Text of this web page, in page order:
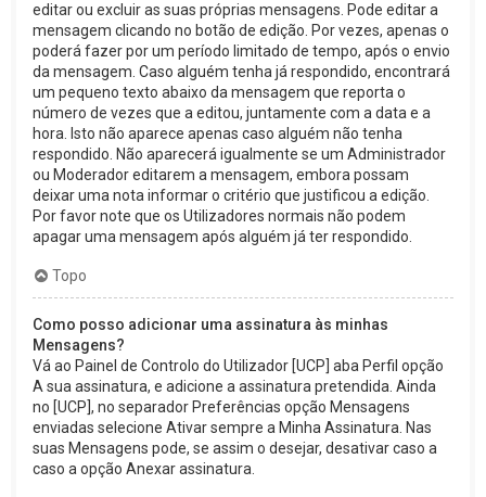
editar ou excluir as suas próprias mensagens. Pode editar a
mensagem clicando no botão de edição. Por vezes, apenas o
poderá fazer por um período limitado de tempo, após o envio
da mensagem. Caso alguém tenha já respondido, encontrará
um pequeno texto abaixo da mensagem que reporta o
número de vezes que a editou, juntamente com a data e a
hora. Isto não aparece apenas caso alguém não tenha
respondido. Não aparecerá igualmente se um Administrador
ou Moderador editarem a mensagem, embora possam
deixar uma nota informar o critério que justificou a edição.
Por favor note que os Utilizadores normais não podem
apagar uma mensagem após alguém já ter respondido.
Topo
Como posso adicionar uma assinatura às minhas
Mensagens?
Vá ao Painel de Controlo do Utilizador [UCP] aba Perfil opção
A sua assinatura, e adicione a assinatura pretendida. Ainda
no [UCP], no separador Preferências opção Mensagens
enviadas selecione Ativar sempre a Minha Assinatura. Nas
suas Mensagens pode, se assim o desejar, desativar caso a
caso a opção Anexar assinatura.